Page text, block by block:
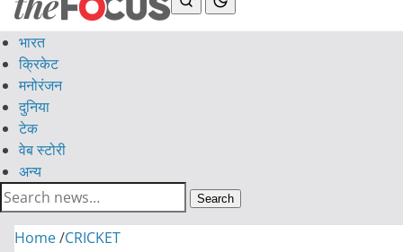
भारत
क्रिकेट
मनोरंजन
दुनिया
टेक
वेब स्टोरी
अन्य
Search
Home/CRICKET